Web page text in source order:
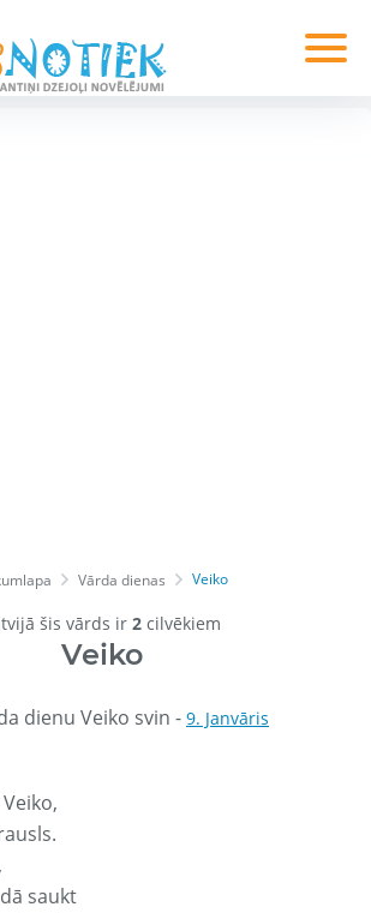
Vārda dienas Veiko
šis vārds ir 2 cilvēkiem
Veiko
dienu Veiko svin - 9. Janvāris
saukt